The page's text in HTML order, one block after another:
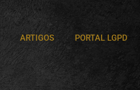
ARTIGOS PORTAL LGPD